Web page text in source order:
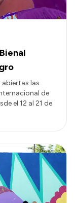
las
de
el 12 al 21 de